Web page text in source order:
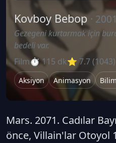
Kovboy Bebop· 2001
Gezegeni kurtarmak için
bedeli var.
Film⏱ 115 dk⭐ 7.7 (1043)
Aksiyon Animasyon
Mars. 2071. Cadılar
önce, Villain'lar Otoyol